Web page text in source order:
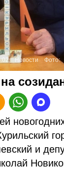
Новости Фото:
и